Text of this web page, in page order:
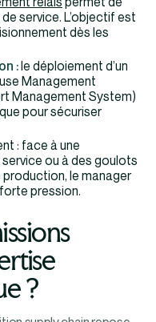
service. L’objectif est
dès les
:le déploiement d’un
Management
Management System)
pour sécuriser
: face à une
ou à des goulots
production, le manager
pression.
?